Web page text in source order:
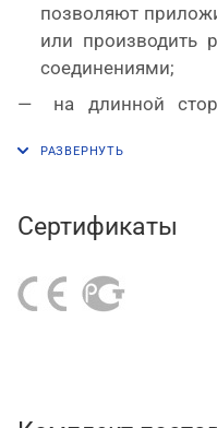
позволяют
или производить
соединениями;
на длинной
углом;
полипропилена и
Сертификаты